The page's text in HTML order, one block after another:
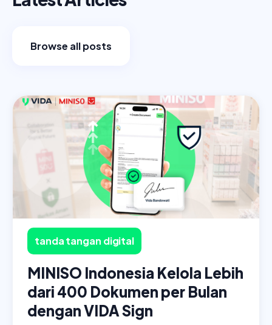
Browse all posts
tanda tangan digital
MINISO Indonesia Kelola Lebih
dari 400 Dokumen per Bulan
dengan VIDA Sign